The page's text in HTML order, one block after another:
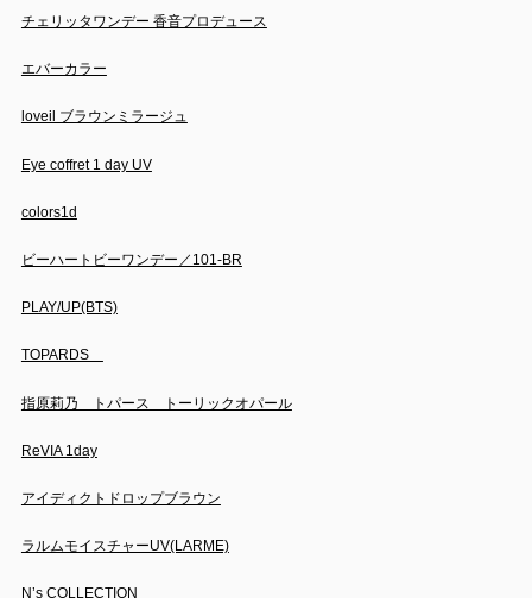
チェリッタワンデー 香音プロデュース
エバーカラー
loveil ブラウンミラージュ
Eye coffret 1 day UV
colors1d
ビーハートビーワンデー／101-BR
PLAY/UP(BTS)
TOPARDS
指原莉乃 トパース トーリックオパール
ReVIA 1day
アイディクトドロップブラウン
ラルムモイスチャーUV(LARME)
N’s COLLECTION